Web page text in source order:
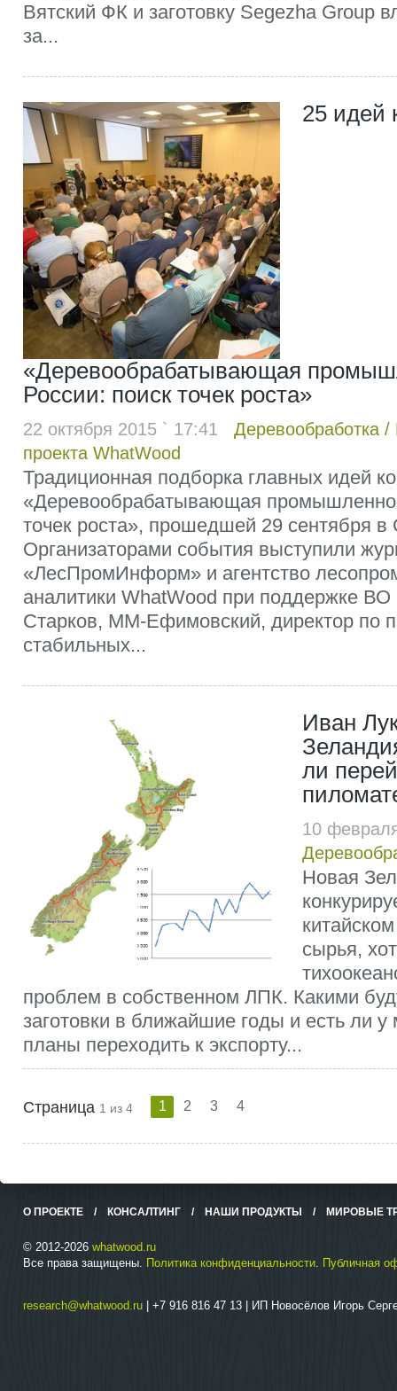
Вятский ФК и заготовку Segezha Group
за...
25 идей
«Деревообрабатывающая
России: поиск точек роста»
22 октября 2015 ` 17:41 Деревообработка /
проекта WhatWood
Традиционная подборка главных идей
«Деревообрабатывающая
точек роста», прошедшей 29 сентября в
Организаторами события выступили
«ЛесПромИнформ» и агентство
аналитики WhatWood при поддержке
Старков, ММ-Ефимовский, директор по
стабильных...
Иван
ли
10
Новая
сырья,
проблем в собственном ЛПК. Какими
заготовки в ближайшие годы и есть ли у
планы переходить к экспорту...
Страница 1 из 4 1 2 3 4
О ПРОЕКТЕ / КОНСАЛТИНГ / НАШИ ПРОДУКТЫ / МИРОВЫЕ
© 2012-2026 whatwood.ru
Все права защищены. Политика конфиденциальности. Публичная
research@whatwood.ru | +7 916 816 47 13 | ИП Новосёлов Игорь